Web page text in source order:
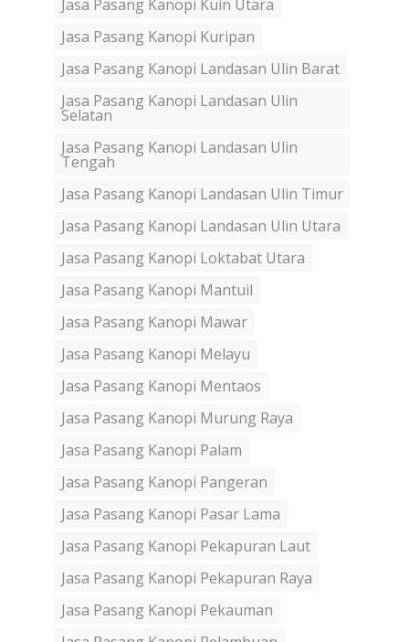
Jasa Pasang Kanopi Kuin Utara
Jasa Pasang Kanopi Kuripan
Jasa Pasang Kanopi Landasan Ulin Barat
Jasa Pasang Kanopi Landasan Ulin
Selatan
Jasa Pasang Kanopi Landasan Ulin
Tengah
Jasa Pasang Kanopi Landasan Ulin Timur
Jasa Pasang Kanopi Landasan Ulin Utara
Jasa Pasang Kanopi Loktabat Utara
Jasa Pasang Kanopi Mantuil
Jasa Pasang Kanopi Mawar
Jasa Pasang Kanopi Melayu
Jasa Pasang Kanopi Mentaos
Jasa Pasang Kanopi Murung Raya
Jasa Pasang Kanopi Palam
Jasa Pasang Kanopi Pangeran
Jasa Pasang Kanopi Pasar Lama
Jasa Pasang Kanopi Pekapuran Laut
Jasa Pasang Kanopi Pekapuran Raya
Jasa Pasang Kanopi Pekauman